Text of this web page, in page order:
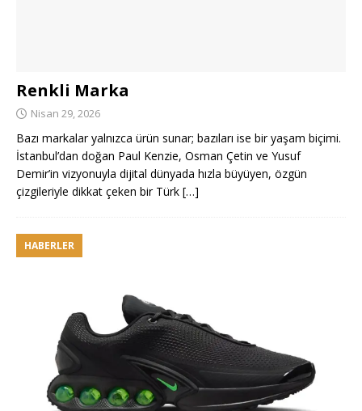
Renkli Marka
Nisan 29, 2026
Bazı markalar yalnızca ürün sunar; bazıları ise bir yaşam biçimi.
İstanbul’dan doğan Paul Kenzie, Osman Çetin ve Yusuf
Demir’in vizyonuyla dijital dünyada hızla büyüyen, özgün
çizgileriyle dikkat çeken bir Türk […]
HABERLER